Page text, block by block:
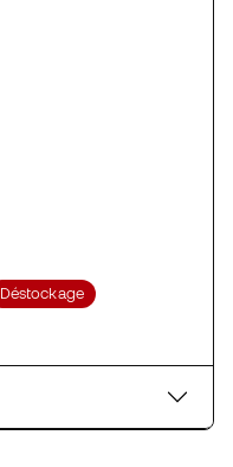
Déstockage